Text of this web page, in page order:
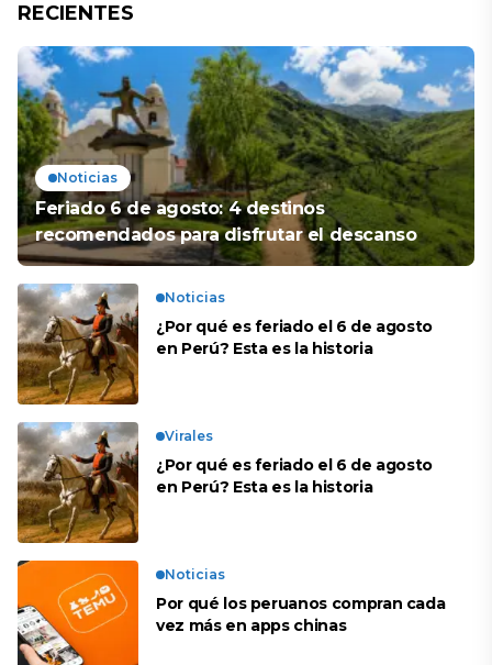
RECIENTES
Noticias
Feriado 6 de agosto: 4 destinos
recomendados para disfrutar el descanso
Noticias
¿Por qué es feriado el 6 de agosto
en Perú? Esta es la historia
Virales
¿Por qué es feriado el 6 de agosto
en Perú? Esta es la historia
Noticias
Por qué los peruanos compran cada
vez más en apps chinas